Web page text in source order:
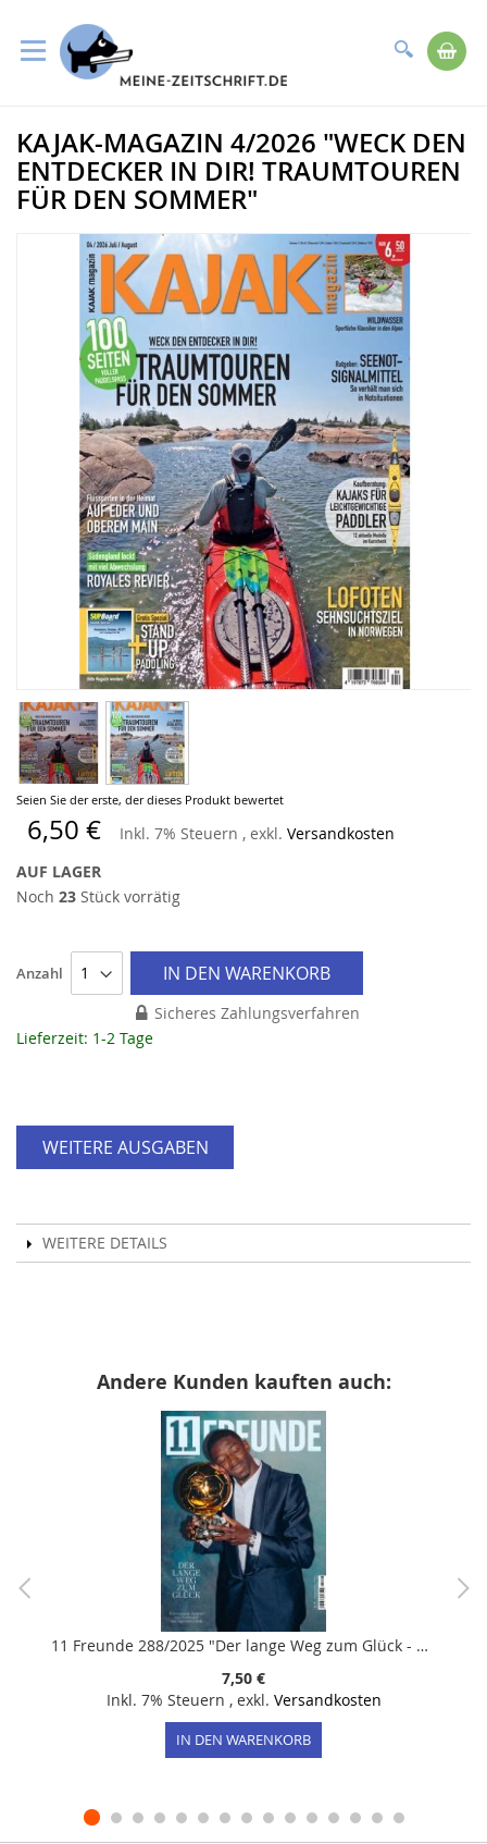
Suche
zum
Inhalt
Seien Sie der erste, der dieses Produkt bewertet
6,50 € Inkl. 7% Steuern , exkl. Versandkosten
AUF LAGER
Noch 23 Stück vorrätig
Anzahl IN DEN WARENKORB
Sicheres Zahlungsverfahren
Lieferzeit: 1-2 Tage
WEITERE AUSGABEN
WEITERE DETAILS
Zum
Ende
der
Bildergalerie
KAJAK-MAGAZIN 4/2026 "WECK DEN
ENTDECKER IN DIR! TRAUMTOUREN
FÜR DEN SOMMER"
Zum
Anfang
der
Bildergalerie
springen
Andere Kunden kauften auch:
11 Freunde 288/2025 "Der lange Weg zum Glück - Wie Ousmane Dembélé vom Problemfall zum Superstar wurde"
7,50 €
Inkl. 7% Steuern , exkl. Versandkosten
IN DEN WARENKORB